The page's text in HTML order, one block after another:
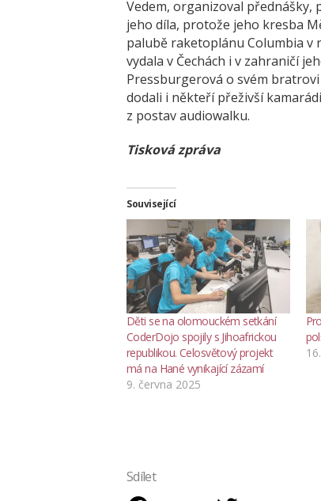
Vedem, organizoval přednášky,
jeho díla, protože jeho kresba
palubě raketoplánu Columbia v
vydala v Čechách i v zahraničí
Pressburgerová o svém
dodali i někteří přeživší
z postav audiowalku.
Tisková zpráva
Související
Děti se na olomouckém setkání
CoderDojo spojily s Jihoafrickou
republikou. Celosvětový projekt
má na Hané vynikající zázamí
9. června 2025
Sdílet